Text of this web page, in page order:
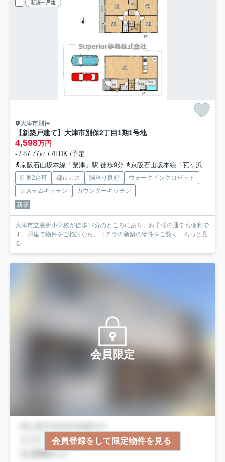
新築一戸建
大津市別保
【新築戸建て】大津市別保2丁目 1期1号地
4,598万円
- / 87.77㎡ / 4LDK /予定
京阪石山坂本線「粟津」駅 徒歩9分
京阪石山坂本線「瓦ヶ浜」駅 徒歩13分
駐車2台可 都市ガス 陽当り良好
ウォークインクロゼット
システムキッチン
カウンターキッチン
新築
大津市立膳所小学校が徒歩17分のところにあり、お子様の通学も便利で
す。戸建て物件をご検討なら、コチラの新築の物件をご覧く...
もっと見
る
会員限定
会員登録をして限定物件を見る